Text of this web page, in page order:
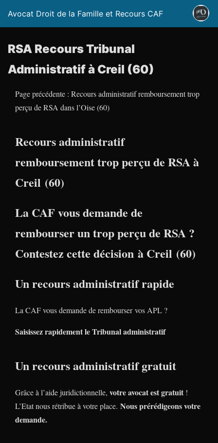
Avocat Droit de la Famille et Recours CAF
RSA Recours Tribunal
Administratif à Creil (60)
Page précédente : Recours administratif remboursement trop
perçu de RSA dans l’Oise (60)
Recours administratif
remboursement trop perçu de RSA à
Creil (60)
La CAF vous demande de
rembourser un trop perçu de RSA ?
Contestez cette décision à Creil (60)
Un recours administratif rapide
La CAF vous demande de rembourser vos APL ?
Saisissez rapidement le Tribunal administratif
Un recours administratif gratuit
Grâce à l’aide juridictionnelle, votre avocat est gratuit !
L’Etat nous rétribue à votre place. Nous prérédigeons votre
demande.